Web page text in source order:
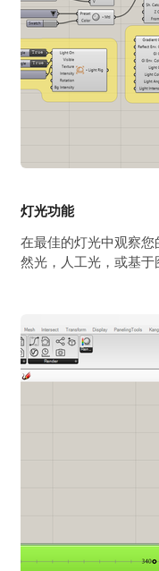
灯光功能
在最佳的灯光中观察
然光，人工光，或基于